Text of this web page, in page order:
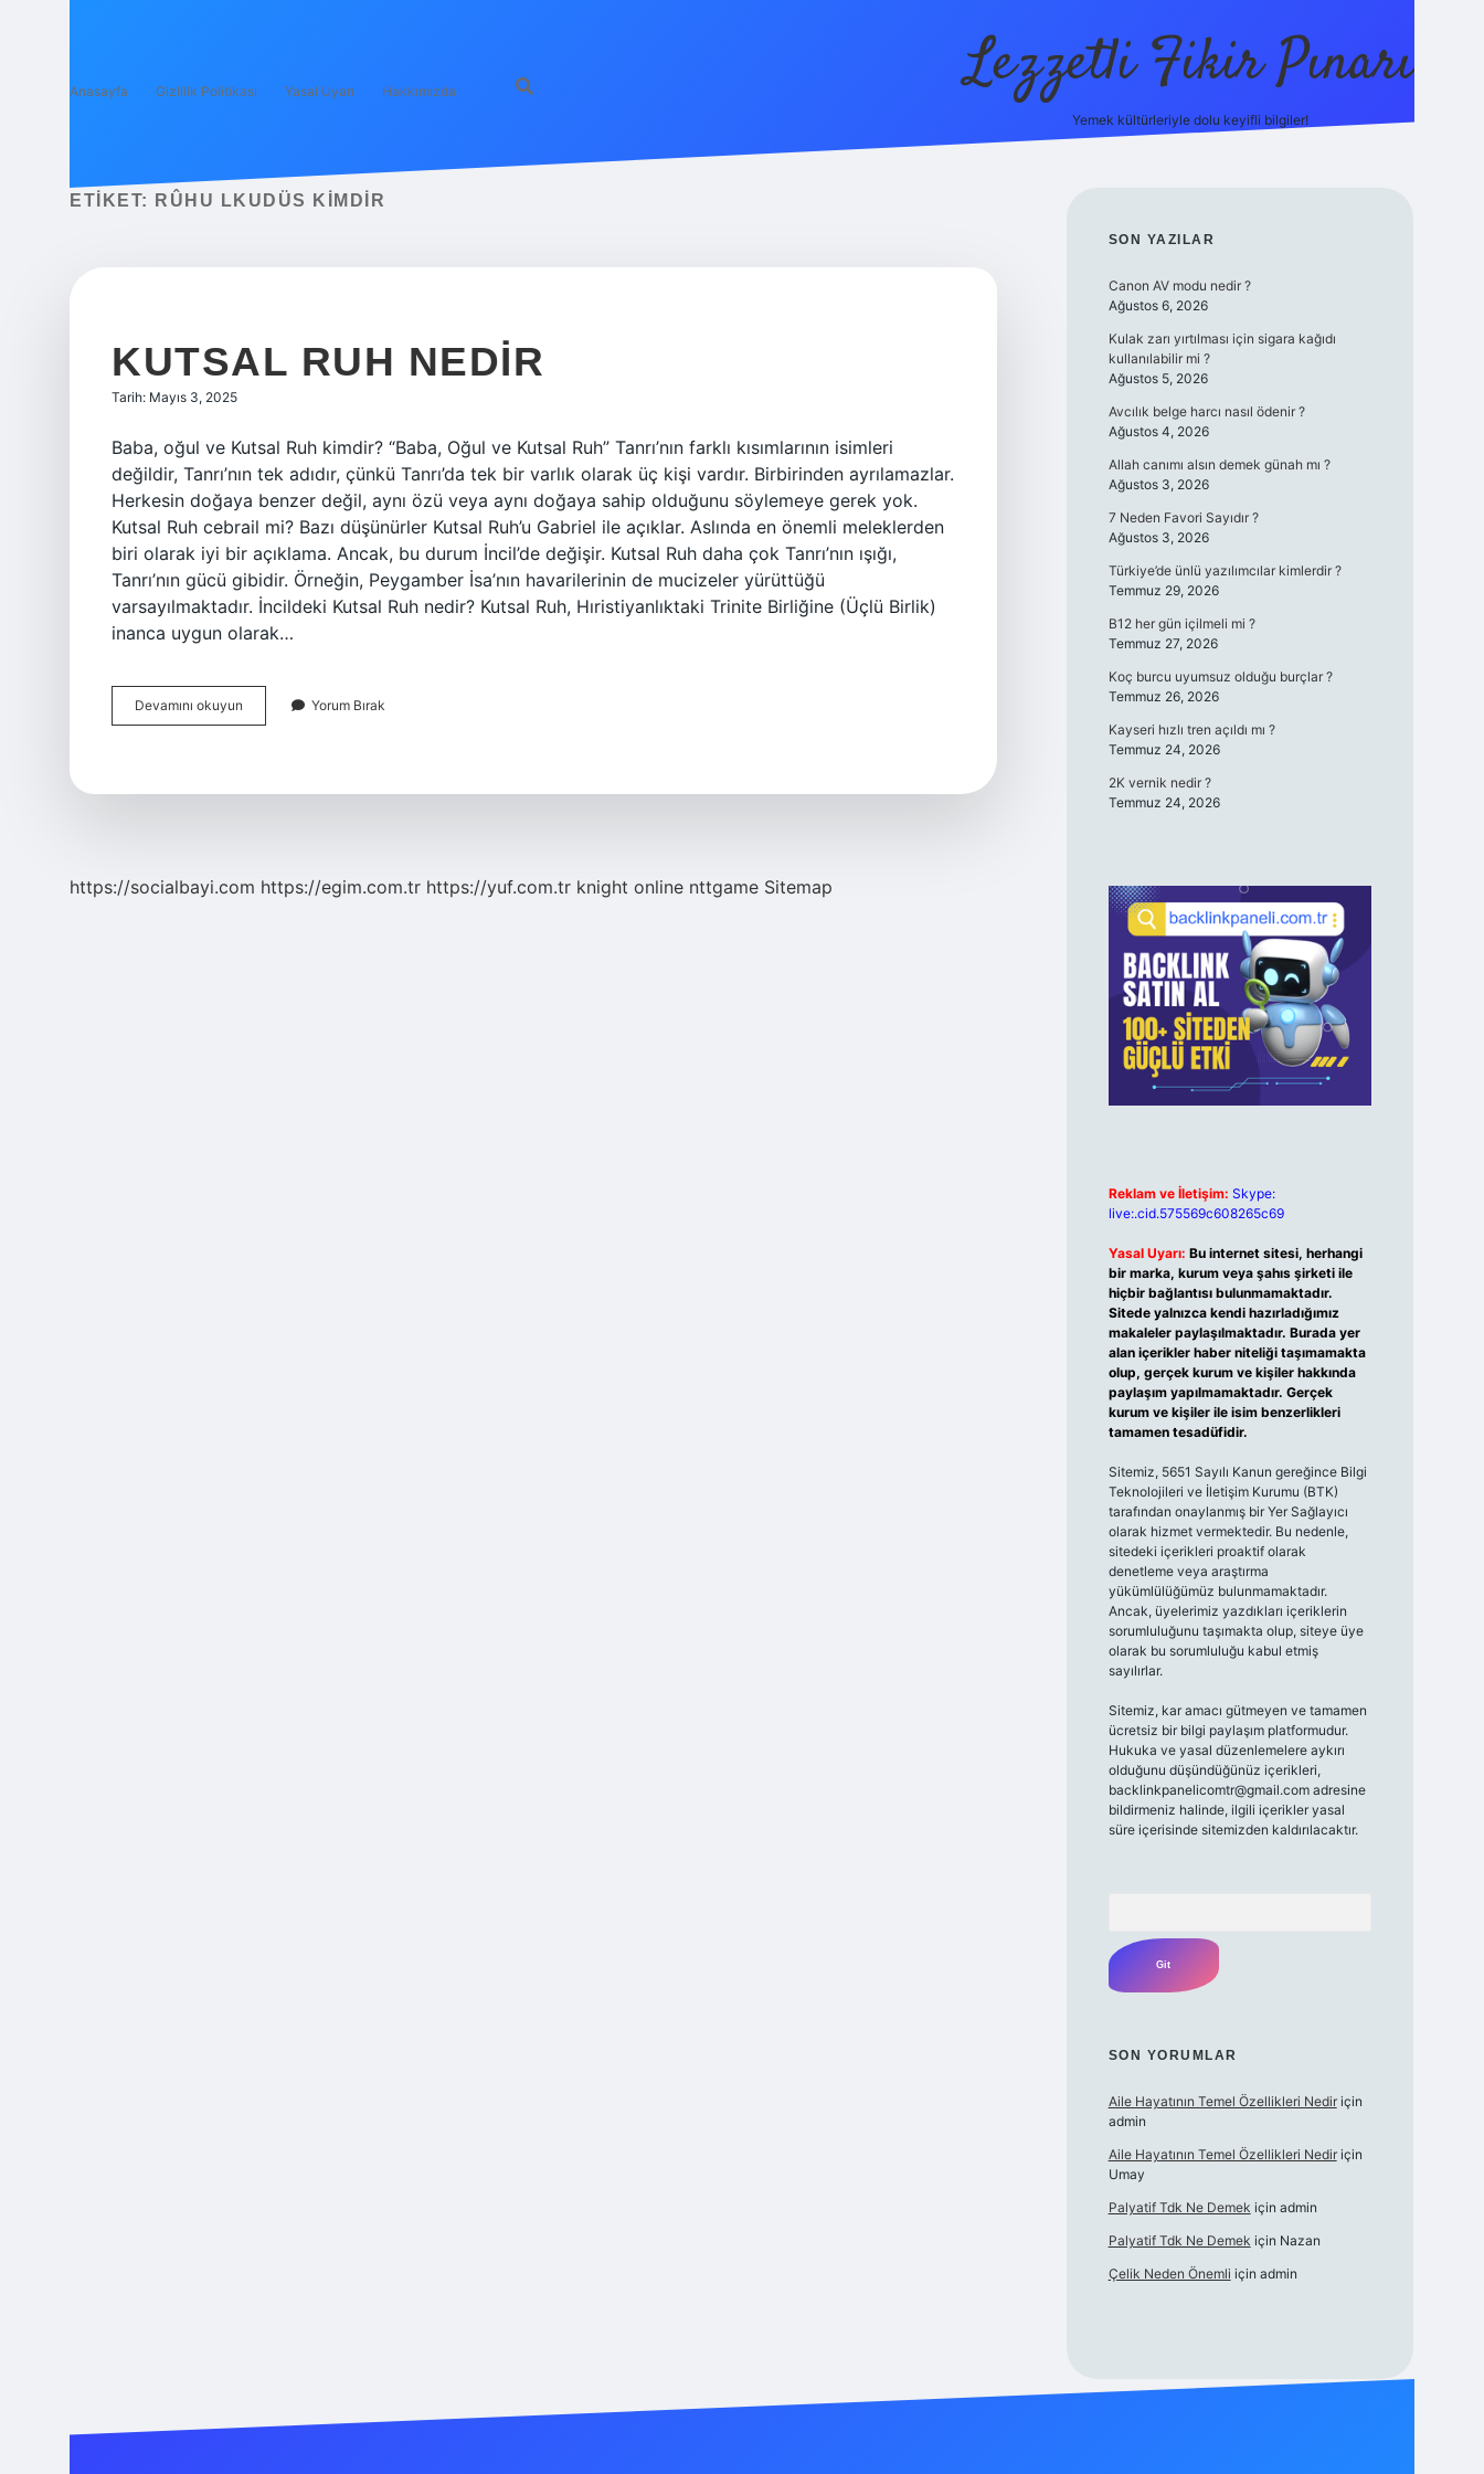
Anasayfa Gizlilik Politikası Yasal Uyarı Hakkımızda Lezzetli Fikir Pınarı
Yemek kültürleriyle dolu keyifli bilgiler!
ETIKET: RÛHU LKUDÜS KIMDIR
KUTSAL RUH NEDIR
Tarih: Mayıs 3, 2025
Baba, oğul ve Kutsal Ruh kimdir? “Baba, Oğul ve Kutsal Ruh” Tanrı’nın farklı kısımlarının isimleri
değildir, Tanrı’nın tek adıdır, çünkü Tanrı’da tek bir varlık olarak üç kişi vardır. Birbirinden ayrılamazlar.
Herkesin doğaya benzer değil, aynı özü veya aynı doğaya sahip olduğunu söylemeye gerek yok.
Kutsal Ruh cebrail mi? Bazı düşünürler Kutsal Ruh’u Gabriel ile açıklar. Aslında en önemli meleklerden
biri olarak iyi bir açıklama. Ancak, bu durum İncil’de değişir. Kutsal Ruh daha çok Tanrı’nın ışığı,
Tanrı’nın gücü gibidir. Örneğin, Peygamber İsa’nın havarilerinin de mucizeler yürüttüğü
varsayılmaktadır. İncildeki Kutsal Ruh nedir? Kutsal Ruh, Hıristiyanlıktaki Trinite Birliğine (Üçlü Birlik)
inanca uygun olarak…
Devamını okuyun
Ruh
Yorum Bırak
https://socialbayi.com https://egim.com.tr https://yuf.com.tr knight online nttgame Sitemap
SIDEBAR
SON YAZILAR
Canon AV modu nedir ?
Ağustos 6, 2026
Kulak zarı yırtılması için sigara kağıdı
kullanılabilir mi ?
Ağustos 5, 2026
Avcılık belge harcı nasıl ödenir ?
Ağustos 4, 2026
Allah canımı alsın demek günah mı ?
Ağustos 3, 2026
7 Neden Favori Sayıdır ?
Ağustos 3, 2026
Türkiye’de ünlü yazılımcılar kimlerdir ?
Temmuz 29, 2026
B12 her gün içilmeli mi ?
Temmuz 27, 2026
Koç burcu uyumsuz olduğu burçlar ?
Temmuz 26, 2026
Kayseri hızlı tren açıldı mı ?
Temmuz 24, 2026
2K vernik nedir ?
Temmuz 24, 2026
Reklam ve İletişim: Skype:
live:.cid.575569c608265c69
Yasal Uyarı: Bu internet sitesi, herhangi
bir marka, kurum veya şahıs şirketi ile
hiçbir bağlantısı bulunmamaktadır.
Sitede yalnızca kendi hazırladığımız
makaleler paylaşılmaktadır. Burada yer
alan içerikler haber niteliği taşımamakta
olup, gerçek kurum ve kişiler hakkında
paylaşım yapılmamaktadır. Gerçek
kurum ve kişiler ile isim benzerlikleri
tamamen tesadüfidir.
Sitemiz, 5651 Sayılı Kanun gereğince Bilgi
Teknolojileri ve İletişim Kurumu (BTK)
tarafından onaylanmış bir Yer Sağlayıcı
olarak hizmet vermektedir. Bu nedenle,
sitedeki içerikleri proaktif olarak
denetleme veya araştırma
yükümlülüğümüz bulunmamaktadır.
Ancak, üyelerimiz yazdıkları içeriklerin
sorumluluğunu taşımakta olup, siteye üye
olarak bu sorumluluğu kabul etmiş
sayılırlar.
Sitemiz, kar amacı gütmeyen ve tamamen
ücretsiz bir bilgi paylaşım platformudur.
Hukuka ve yasal düzenlemelere aykırı
olduğunu düşündüğünüz içerikleri,
backlinkpanelicomtr@gmail.comadresine
bildirmeniz halinde, ilgili içerikler yasal
süre içerisinde sitemizden kaldırılacaktır.
SON YORUMLAR
Aile Hayatının Temel Özellikleri Nediriçin
admin
Aile Hayatının Temel Özellikleri Nediriçin
Umay
Palyatif Tdk Ne Demek için admin
Palyatif Tdk Ne Demek için Nazan
Çelik Neden Önemli için admin